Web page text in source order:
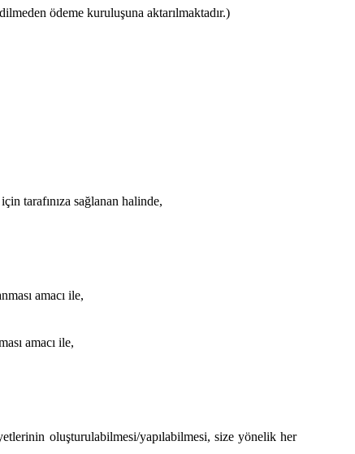
ödeme kuruluşuna aktarılmaktadır.)
tarafınıza sağlanan halinde,
amacı ile,
amacı ile,
oluşturulabilmesi/yapılabilmesi, size yönelik her